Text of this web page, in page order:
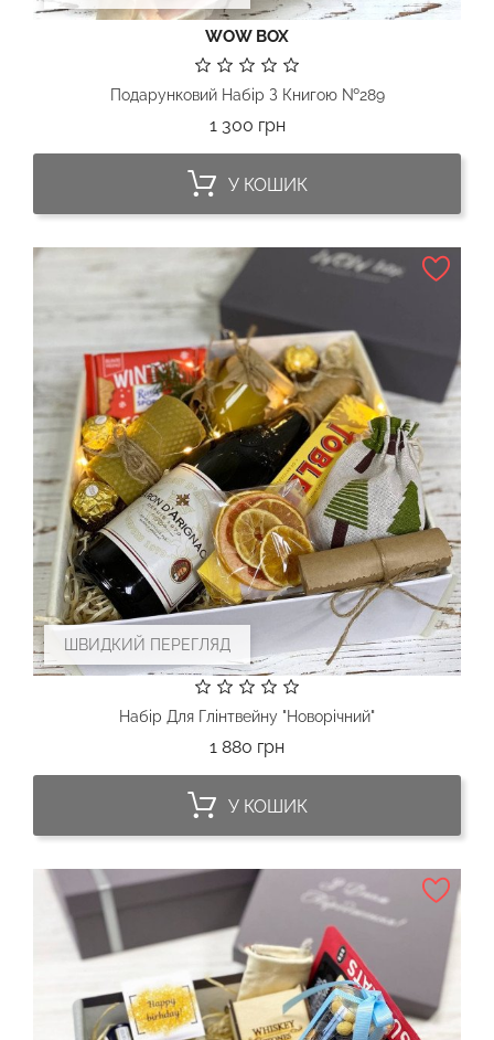
WOW BOX
Подарунковий Набір З Книгою №289
1 300 грнЦіна
У КОШИК
ШВИДКИЙ ПЕРЕГЛЯД
Набір Для Глінтвейну "Новорічний"
1 880 грнЦіна
У КОШИК